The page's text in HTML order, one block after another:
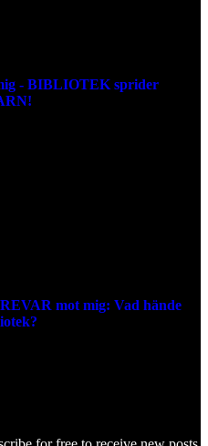
- BIBLIOTEK sprider
mot mig: Vad hände